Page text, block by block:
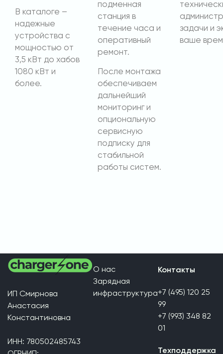
В каталоге –
надежные
устройства с
мощностью от
3,5 кВт до хабов
1080 кВт и
более.
подменная
станция в
течение часа и
оперативный
ремонт.
После монтажа
обеспечиваем
дальнейший
мониторинг и
опциональную
сервисную
подписку для
стабильной
работы систем.
задачи и
ваше
ИП Смирнова
Анастасия
Константиновна
ИНН: 780502485743
О нас
Зарядная
инфраструктура
Контакты
+7 (495) 120 25
99
+7 (993) 348 82
01
Техподдержка